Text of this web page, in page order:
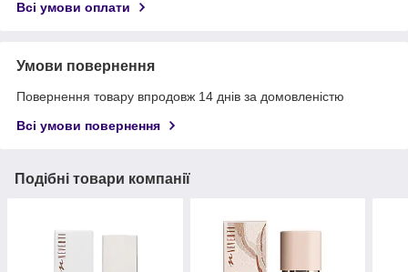
Всі умови оплати
Умови повернення
Повернення товару впродовж 14 днів за домовленістю
Всі умови повернення
Подібні товари компанії